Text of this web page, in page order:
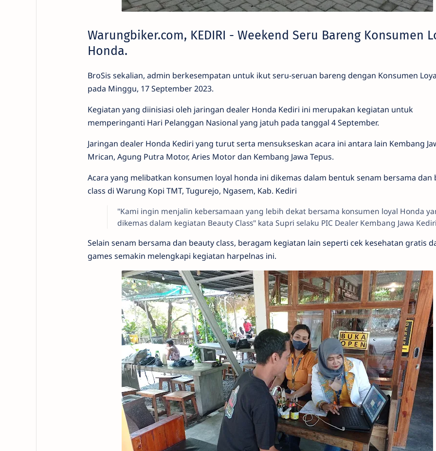
Warungbiker.com, KEDIRI - Weekend Seru Bareng Konsumen
Honda.
BroSis sekalian, admin berkesempatan untuk ikut seru-seruan bareng dengan Konsumen
pada Minggu, 17 September 2023.
Kegiatan yang diinisiasi oleh jaringan dealer Honda Kediri ini merupakan kegiatan untuk
memperinganti Hari Pelanggan Nasional yang jatuh pada tanggal 4 September.
Jaringan dealer Honda Kediri yang turut serta mensukseskan acara ini antara lain Kembang
Mrican, Agung Putra Motor, Aries Motor dan Kembang Jawa Tepus.
Acara yang melibatkan konsumen loyal honda ini dikemas dalam bentuk senam bersama dan
class di Warung Kopi TMT, Tugurejo, Ngasem, Kab. Kediri
"Kami ingin menjalin kebersamaan yang lebih dekat bersama konsumen loyal Honda
dikemas dalam kegiatan Beauty Class" kata Supri selaku PIC Dealer Kembang Jawa
Selain senam bersama dan beauty class, beragam kegiatan lain seperti cek kesehatan gratis
games semakin melengkapi kegiatan harpelnas ini.